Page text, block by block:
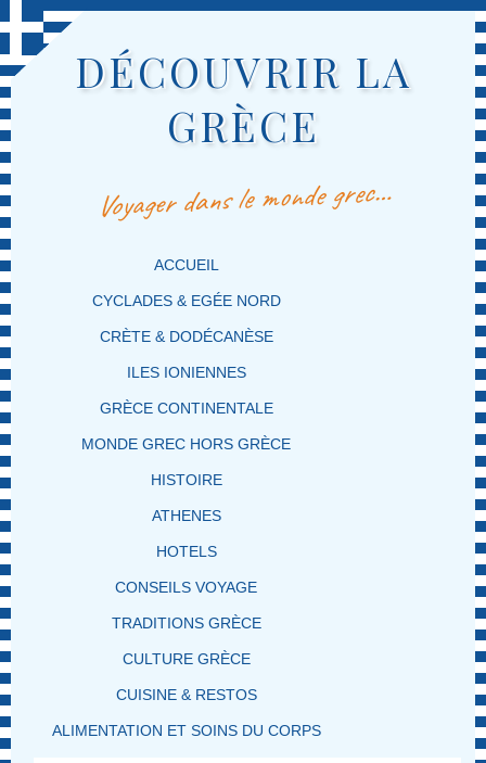
DÉCOUVRIR LA
GRÈCE
Voyager dans le monde grec…
MENU PRINCIPAL
MASQUER LA NAVIGATION PRINCIPALE
MASQUER LA NAVIGATION SECONDAIRE
ACCUEIL
CYCLADES & EGÉE NORD
CRÈTE & DODÉCANÈSE
ILES IONIENNES
GRÈCE CONTINENTALE
MONDE GREC HORS GRÈCE
HISTOIRE
ATHENES
HOTELS
CONSEILS VOYAGE
TRADITIONS GRÈCE
CULTURE GRÈCE
CUISINE & RESTOS
ALIMENTATION ET SOINS DU CORPS